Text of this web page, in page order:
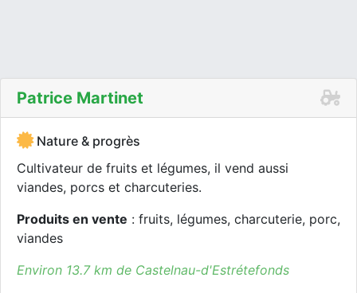
Patrice Martinet
Nature & progrès
Cultivateur de fruits et légumes, il vend aussi
viandes, porcs et charcuteries.
Produits en vente : fruits, légumes, charcuterie, porc,
viandes
Environ 13.7 km de Castelnau-d'Estrétefonds